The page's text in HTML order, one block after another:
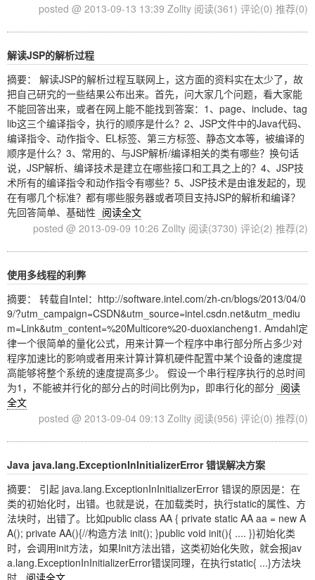
posted @ 2013-09-13 13:39 Zollty 阅读(361) 评论(0) 推荐(0)
解读JSP的解析过程
摘要： 解读JSP的解析过程互联网上，这方面的资料实在太少了，故
把自己研究的一些结果公布出来。首先，问大家几个问题，看大家能
不能回答出来，或者在网上能不能找到答案：1、page、include、tag
lib这三个编译指令，执行的顺序是什么？2、JSP文件中的Java代码、
编译指令、动作指令、EL标签、第三方标签、静态文本等，被编译的
顺序是什么？3、常用的、与JSP解析/编译相关的类有哪些？换句话
说，JSP解析、编译技术是建立在哪些接口和工具之上的？4、JSP技
术所有的编译指令和动作指令有哪些？5、JSP技术是由谁发起的，现
在有哪几个标准？都有哪些服务器或者项目支持JSP的解析和编译？
先回答简单、基础性 阅读全文
posted @ 2013-09-09 10:26 Zollty 阅读(3730) 评论(2) 推荐(2)
使用多线程的利弊
摘要： 转载自Intel：http://software.intel.com/zh-cn/blogs/2013/04/0
9/?utm_campaign=CSDN&utm_source=intel.csdn.net&utm_mediu
m=Link&utm_content=%20Multicore%20-duoxiancheng1. Amdahl定
律一个很简单的量化公式，用来计算一个程序中串行部分所占多少对
程序加速比的影响或者用来计算计算机硬件配置中某个设备的速度提
高能够将整个系统的速度提高多少。 假设一个串行程序执行的总时间
为1，不能被并行化的部分占的时间比例为p，即串行化的部分 阅读
全文
posted @ 2013-09-04 09:13 Zollty 阅读(956) 评论(0) 推荐(0)
Java java.lang.ExceptionInInitializerError 错误解决方案
摘要： 引起 java.lang.ExceptionInInitializerError 错误的原因是：在
类的初始化时，出错。也就是说，在加载类时，执行static的属性、方
法块时，出错了。比如public class AA { private static AA aa = new A
A(); private AA(){//构造方法 init(); }public void init(){ .... }}初始化类
时，会调用init方法，如果Init方法出错，这类初始化失败，就会报jav
a.lang.ExceptionInInitializerError错误同理，在执行static{ ...}方法块
时.
阅读全文